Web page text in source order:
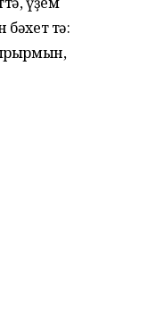
тә: